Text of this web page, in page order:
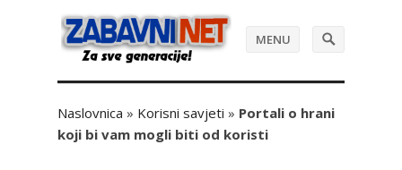
MENU
Naslovnica » Korisni savjeti » Portali o hrani
koji bi vam mogli biti od koristi